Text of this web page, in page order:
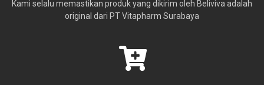
Kami selalu memastikan produk yang dikirim oleh Beliviva adalah
original dari PT Vitapharm Surabaya